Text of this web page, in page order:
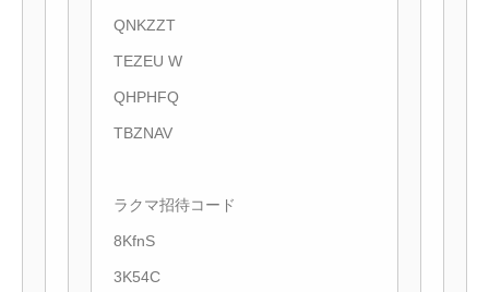
QNKZZT
TEZEU W
QHPHFQ
TBZNAV
ラクマ招待コード
8KfnS
3K54C